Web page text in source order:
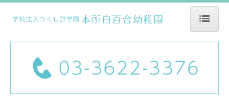
トップページ
園の特長
当園について